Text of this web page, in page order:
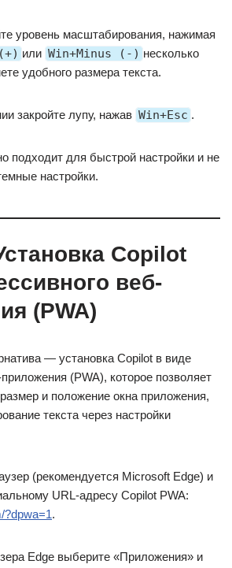
уровень масштабирования, нажимая
или Win+Minus (-) несколько
удобного размера текста.
закройте лупу, нажав Win+Esc .
подходит для быстрой настройки и не
настройки.
Copilot
веб-
(PWA)
— установка Copilot в виде
приложения (PWA), которое позволяет
и положение окна приложения,
текста через настройки
(рекомендуется Microsoft Edge) и
URL-адресу Copilot PWA:
?dpwa=1.
Edge выберите «Приложения» и